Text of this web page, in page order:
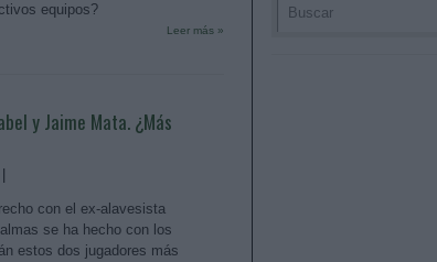
equipos?
Leer más »
y Jaime Mata. ¿Más
con el ex-alavesista
se ha hecho con los
estos dos jugadores más